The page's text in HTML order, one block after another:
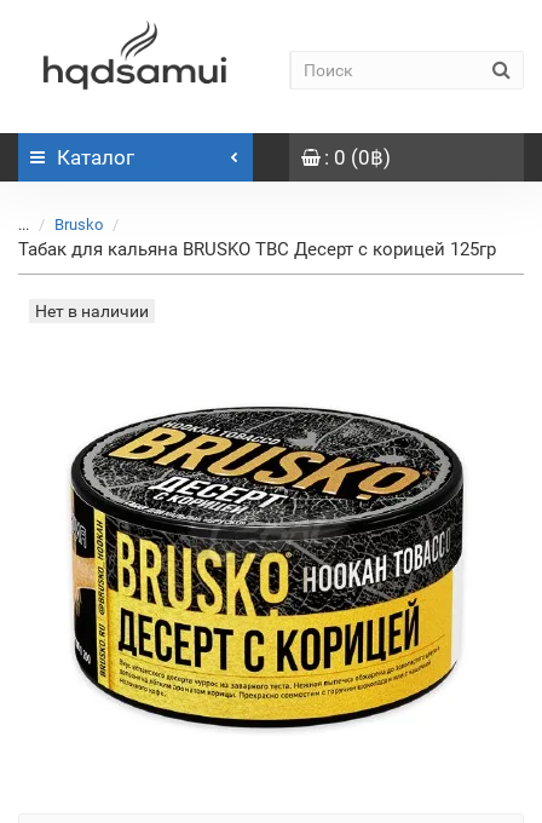
Каталог : 0 (0฿)
... Brusko
Табак для кальяна BRUSKO TBC Десерт с корицей 125гр
Нет в наличии